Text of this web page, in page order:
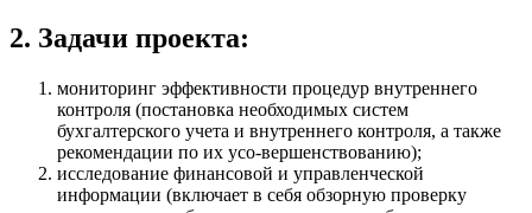
2. Задачи проекта:
мониторинг эффективности процедур внутреннего
контроля (постановка необходимых систем
бухгалтерского учета и внутреннего контроля, а также
рекомендации по их усо-вершенствованию);
исследование финансовой и управленческой
информации (включает в себя обзорную проверку